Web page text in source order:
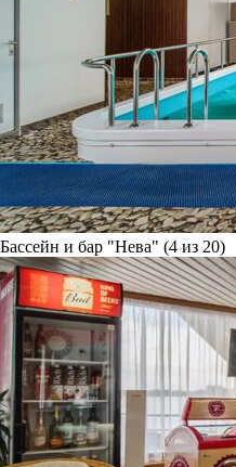
Бассейн и бар "Нева" (4 из 20)